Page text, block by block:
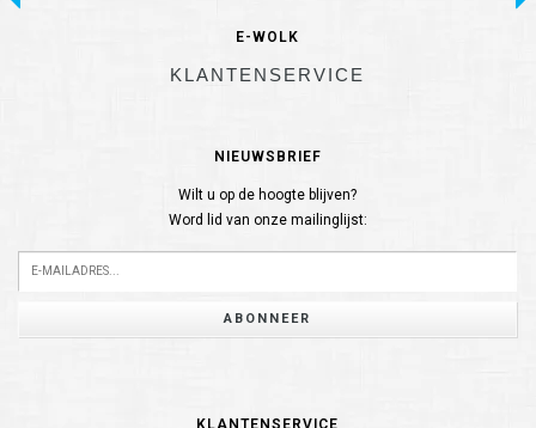
E-WOLK
KLANTENSERVICE
NIEUWSBRIEF
Wilt u op de hoogte blijven?
Word lid van onze mailinglijst:
ABONNEER
KLANTENSERVICE